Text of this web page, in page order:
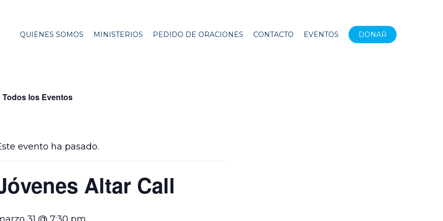
QUIENES SOMOS MINISTERIOS PEDIDO DE ORACIONES CONTACTO EVENTOS DONAR
Todos los Eventos
evento ha pasado.
Altar Call